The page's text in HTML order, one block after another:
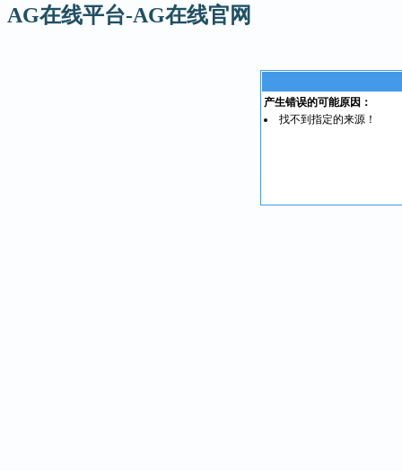
AG在线平台-AG在线官网
产生错误的可能原因：
找不到指定的来源！